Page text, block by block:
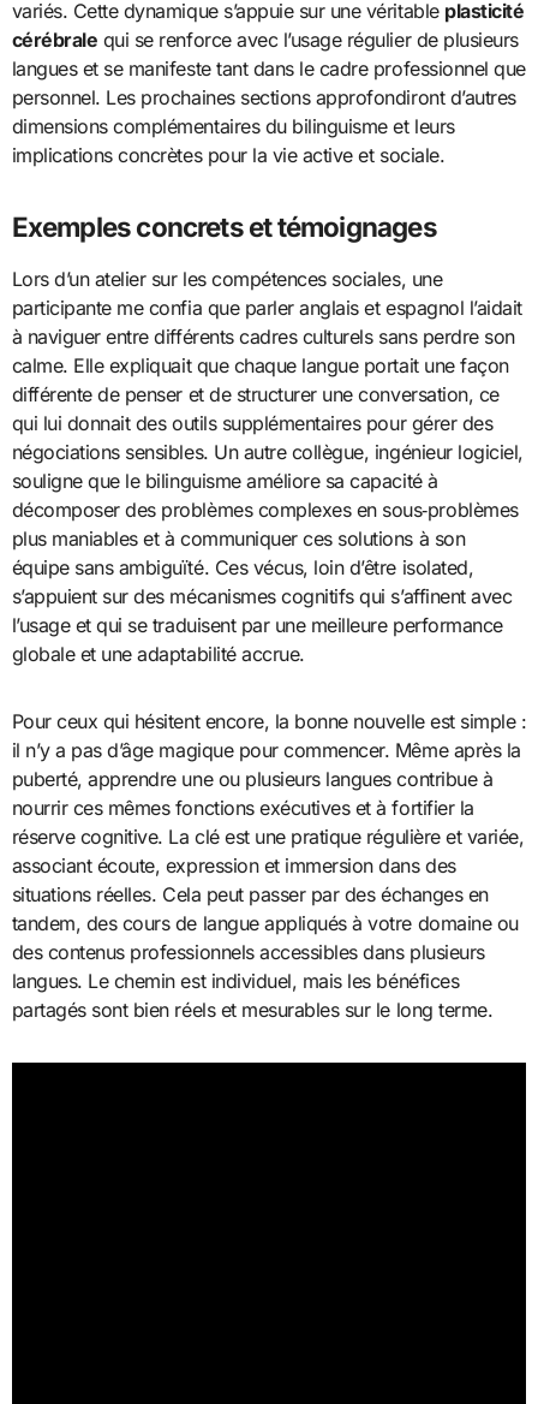
variés. Cette dynamique s’appuie sur une véritable plasticité
cérébrale qui se renforce avec l’usage régulier de plusieurs
langues et se manifeste tant dans le cadre professionnel que
personnel. Les prochaines sections approfondiront d’autres
dimensions complémentaires du bilinguisme et leurs
implications concrètes pour la vie active et sociale.
Exemples concrets et témoignages
Lors d’un atelier sur les compétences sociales, une
participante me confia que parler anglais et espagnol l’aidait
à naviguer entre différents cadres culturels sans perdre son
calme. Elle expliquait que chaque langue portait une façon
différente de penser et de structurer une conversation, ce
qui lui donnait des outils supplémentaires pour gérer des
négociations sensibles. Un autre collègue, ingénieur logiciel,
souligne que le bilinguisme améliore sa capacité à
décomposer des problèmes complexes en sous‑problèmes
plus maniables et à communiquer ces solutions à son
équipe sans ambiguïté. Ces vécus, loin d’être isolated,
s’appuient sur des mécanismes cognitifs qui s’affinent avec
l’usage et qui se traduisent par une meilleure performance
globale et une adaptabilité accrue.
Pour ceux qui hésitent encore, la bonne nouvelle est simple :
il n’y a pas d’âge magique pour commencer. Même après la
puberté, apprendre une ou plusieurs langues contribue à
nourrir ces mêmes fonctions exécutives et à fortifier la
réserve cognitive. La clé est une pratique régulière et variée,
associant écoute, expression et immersion dans des
situations réelles. Cela peut passer par des échanges en
tandem, des cours de langue appliqués à votre domaine ou
des contenus professionnels accessibles dans plusieurs
langues. Le chemin est individuel, mais les bénéfices
partagés sont bien réels et mesurables sur le long terme.